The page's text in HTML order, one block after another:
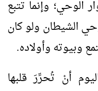
الوحي؛ وإنما تتبع
الشيطان ولو كان
وبيوته وأولاده.
أنْ تُحرِّرَ قلبها